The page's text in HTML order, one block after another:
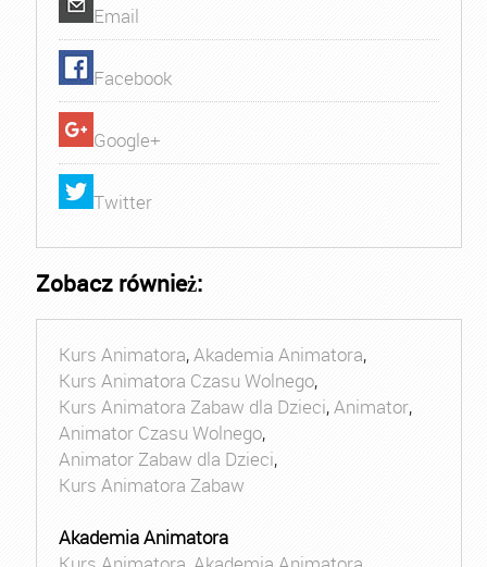
Email
Facebook
Google+
Twitter
Zobacz również:
Kurs Animatora,Akademia Animatora,
Kurs Animatora Czasu Wolnego,
Kurs Animatora Zabaw dla Dzieci,Animator,
Animator Czasu Wolnego,
Animator Zabaw dla Dzieci,
Kurs Animatora Zabaw
Akademia Animatora